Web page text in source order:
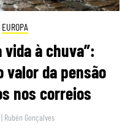
EUROPA
vida à chuva”:
valor da pensão
nos correios
| Rubén Gonçalves